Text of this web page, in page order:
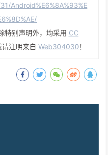
Android%E6%8A%93%E
特别声明外，均采用 CC
注明来自 Web304030！